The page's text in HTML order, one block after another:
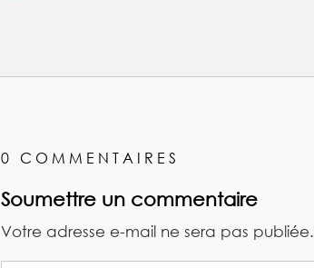
0 COMMENTAIRES
Soumettre un commentaire
Votre adresse e-mail ne sera pas publiée.